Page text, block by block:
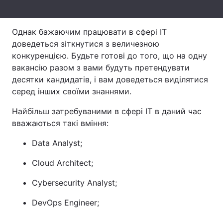
Однак бажаючим працювати в сфері IT
доведеться зіткнутися з величезною
конкуренцією. Будьте готові до того, що на одну
вакансію разом з вами будуть претендувати
десятки кандидатів, і вам доведеться виділятися
серед інших своїми знаннями.
Найбільш затребуваними в сфері IT в даний час
вважаються такі вміння:
Data Analyst;
Cloud Architect;
Cybersecurity Analyst;
DevOps Engineer;